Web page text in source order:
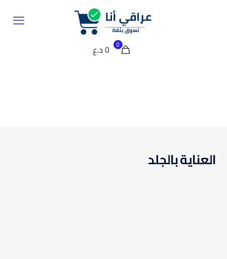
0 0 د.ع
العناية بالجلد